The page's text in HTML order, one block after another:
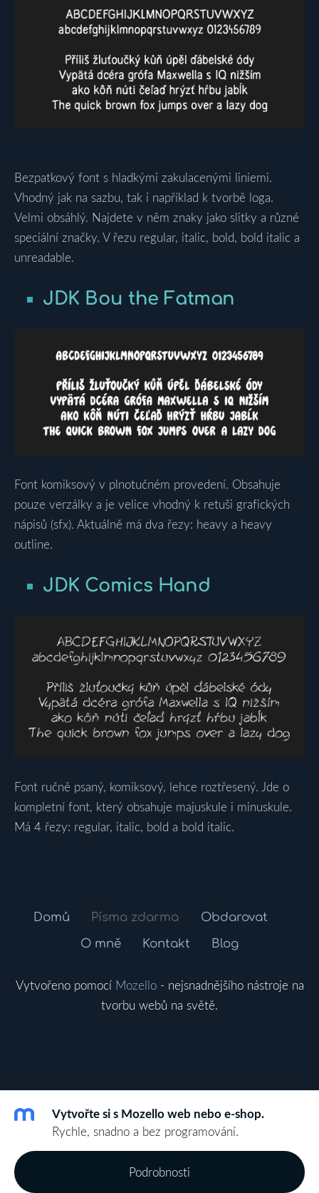
Bezpatkový font s hladkými zakulacenými liniemi.
Vhodný jak na sazbu, tak i například k tvorbě loga.
Velmi obsáhlý. Najdete v něm znaky jako slitky a různé
speciální značky. V řezu regular, italic, bold, bold italic a
unreadable.
JDK Bou the Fatman
Font komiksový v plnotučném provedení. Obsahuje
pouze verzálky a je velice vhodný k retuši grafických
nápisů (sfx). Aktuálně má dva řezy: heavy a heavy
outline.
JDK Comics Hand
Font ručně psaný, komiksový, lehce roztřesený. Jde o
kompletní font, který obsahuje majuskule i minuskule.
Má 4 řezy: regular, italic, bold a bold italic.
Domů Písma zdarma
Obdarovat
O mně
Kontakt Blog
Vytvořeno pomocí Mozello- nejsnadnějšího nástroje na
tvorbu webů na světě.
Vytvořte si s Mozello web nebo e-shop.
Rychle, snadno a bez programování.
Podrobnosti